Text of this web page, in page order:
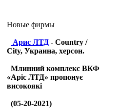
Новые фирмы
Арис ЛТД - Country /
City, Украина, херсон.
Млинний комплекс ВКФ
«Аріс ЛТД» пропонує
високоякі
(05-20-2021)